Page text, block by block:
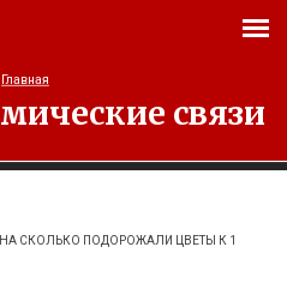
связи
СКОЛЬКО ПОДОРОЖАЛИ ЦВЕТЫ К 1